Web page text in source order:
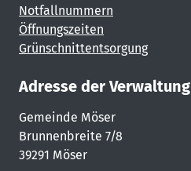
Notfallnummern
Öffnungszeiten
Grünschnittentsorgung
Adresse der Verwaltung
Gemeinde Möser
Brunnenbreite 7/8
39291 Möser